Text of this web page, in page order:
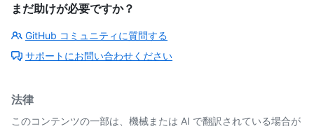
まだ助けが必要ですか？
GitHub コミュニティに質問する
サポートにお問い合わせください
法律
このコンテンツの一部は、機械または AI で翻訳されている場合が